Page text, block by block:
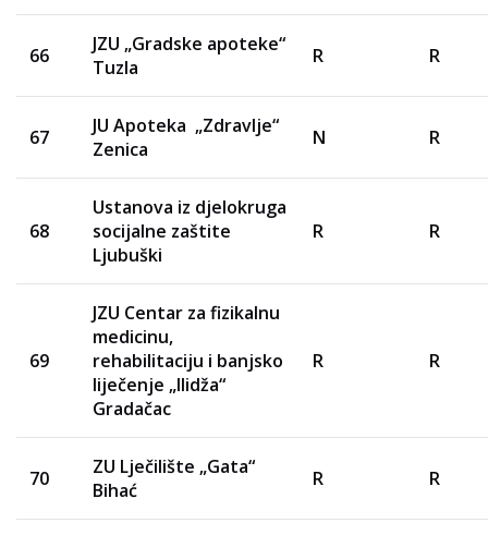
66
JZU „Gradske apoteke“
Tuzla
R R
67
JU Apoteka „Zdravlje“
Zenica
N R
68
Ustanova iz djelokruga
socijalne zaštite
Ljubuški
R R
69
JZU Centar za fizikalnu
medicinu,
rehabilitaciju i banjsko
liječenje „Ilidža“
Gradačac
R R
70
ZU Lječilište „Gata“
Bihać
R R